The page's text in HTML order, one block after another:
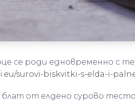
се роди едновременно с
surovi-biskvitki-s-elda-i-
от елдено сурово